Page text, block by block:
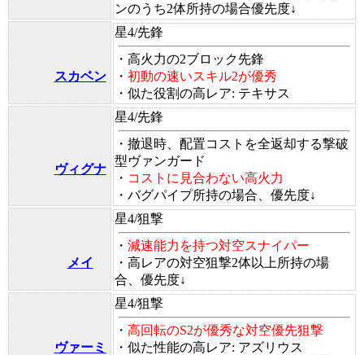
ンのうち2体所持の場合優先度↓
スカベン
星4/先鋒
・高火力の2ブロック先鋒
・ 初動の速いスキル2が優秀
・似た役割の高レア: テキサス
ヴィグナ
星4/先鋒
・撤退時、配置コストを全返却する撃破
型ヴァンガード
・ コストに見合わない高火力
・ バグパイプ所持の場合、優先度↓
メイ
星4/狙撃
・ 減速能力を持つ対空スナイパー
・ 高レアの対空狙撃2体以上所持の場
合、優先度↓
ヴァーミ
星4/狙撃
・ 高回転のS2が優秀な対空優先狙撃
・似た性能の高レア: アズリウス